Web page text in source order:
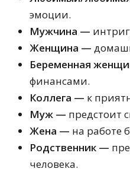
эмоции.
Мужчина —
Женщина —
Беременная
финансами.
Коллега — к
Муж — предстоит
Жена — на работе
Родственник —
человека.